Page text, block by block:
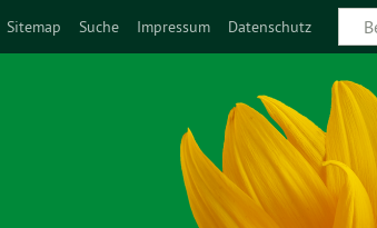
Sitemap Suche Impressum Datenschutz